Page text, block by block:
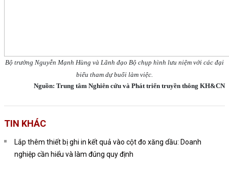
Bộ trưởng Nguyễn Mạnh Hùng và Lãnh đạo Bộ chụp hình lưu niệm với các đại
biểu tham dự buổi làm việc.
Nguồn: Trung tâm Nghiên cứu và Phát triển truyền thông KH&CN
TIN KHÁC
Lắp thêm thiết bị ghi in kết quả vào cột đo xăng dầu: Doanh
nghiệp cần hiểu và làm đúng quy định